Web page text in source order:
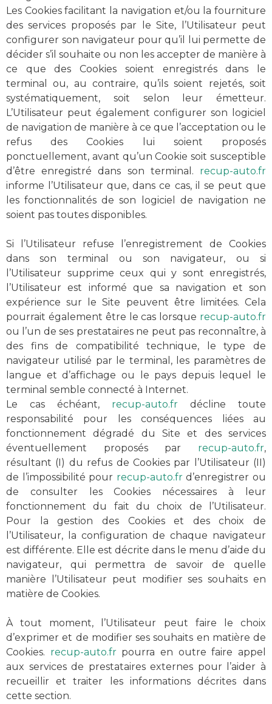
Les Cookies facilitant la navigation et/ou la fourniture
des services proposés par le Site, l’Utilisateur peut
configurer son navigateur pour qu’il lui permette de
décider s’il souhaite ou non les accepter de manière à
ce que des Cookies soient enregistrés dans le
terminal ou, au contraire, qu’ils soient rejetés, soit
systématiquement, soit selon leur émetteur.
L’Utilisateur peut également configurer son logiciel
de navigation de manière à ce que l’acceptation ou le
refus des Cookies lui soient proposés
ponctuellement, avant qu’un Cookie soit susceptible
d’être enregistré dans son terminal. recup-auto.fr
informe l’Utilisateur que, dans ce cas, il se peut que
les fonctionnalités de son logiciel de navigation ne
soient pas toutes disponibles.
Si l’Utilisateur refuse l’enregistrement de Cookies
dans son terminal ou son navigateur, ou si
l’Utilisateur supprime ceux qui y sont enregistrés,
l’Utilisateur est informé que sa navigation et son
expérience sur le Site peuvent être limitées. Cela
pourrait également être le cas lorsque recup-auto.fr
ou l’un de ses prestataires ne peut pas reconnaître, à
des fins de compatibilité technique, le type de
navigateur utilisé par le terminal, les paramètres de
langue et d’affichage ou le pays depuis lequel le
terminal semble connecté à Internet.
Le cas échéant, recup-auto.fr décline toute
responsabilité pour les conséquences liées au
fonctionnement dégradé du Site et des services
éventuellement proposés par recup-auto.fr,
résultant (I) du refus de Cookies par l’Utilisateur (II)
de l’impossibilité pour recup-auto.frd’enregistrer ou
de consulter les Cookies nécessaires à leur
fonctionnement du fait du choix de l’Utilisateur.
Pour la gestion des Cookies et des choix de
l’Utilisateur, la configuration de chaque navigateur
est différente. Elle est décrite dans le menu d’aide du
navigateur, qui permettra de savoir de quelle
manière l’Utilisateur peut modifier ses souhaits en
matière de Cookies.
À tout moment, l’Utilisateur peut faire le choix
d’exprimer et de modifier ses souhaits en matière de
Cookies. recup-auto.frpourra en outre faire appel
aux services de prestataires externes pour l’aider à
recueillir et traiter les informations décrites dans
cette section.